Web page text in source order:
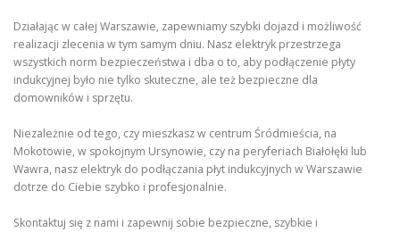
Działając w całej Warszawie, zapewniamy szybki dojazd i możliwość
realizacji zlecenia w tym samym dniu. Nasz elektryk przestrzega
wszystkich norm bezpieczeństwa i dba o to, aby podłączenie płyty
indukcyjnej było nie tylko skuteczne, ale też bezpieczne dla
domowników i sprzętu.
Niezależnie od tego, czy mieszkasz w centrum Śródmieścia, na
Mokotowie, w spokojnym Ursynowie, czy na peryferiach Białołęki lub
Wawra, nasz elektryk do podłączania płyt indukcyjnych w Warszawie
dotrze do Ciebie szybko i profesjonalnie.
Skontaktuj się z nami i zapewnij sobie bezpieczne, szybkie i